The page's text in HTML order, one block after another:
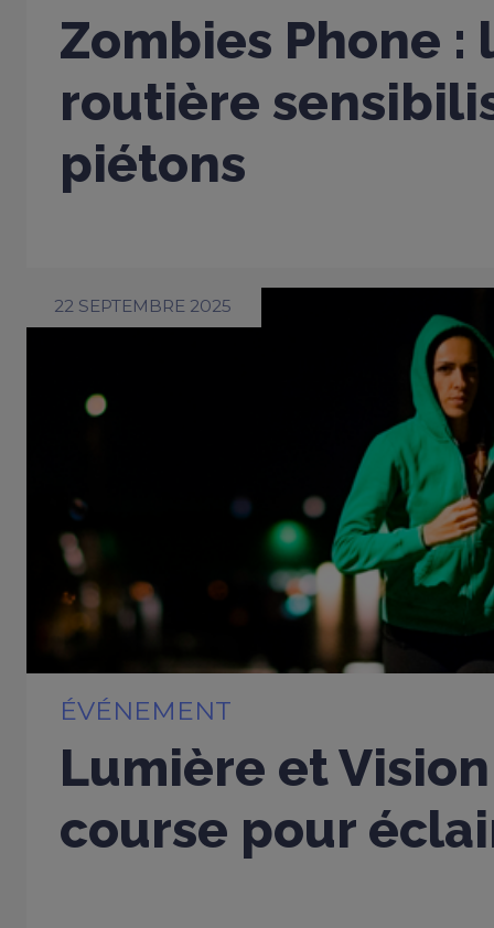
Zombies Phone :
routière
piétons
22 SEPTEMBRE 2025
ÉVÉNEMENT
Lumière et
course pour